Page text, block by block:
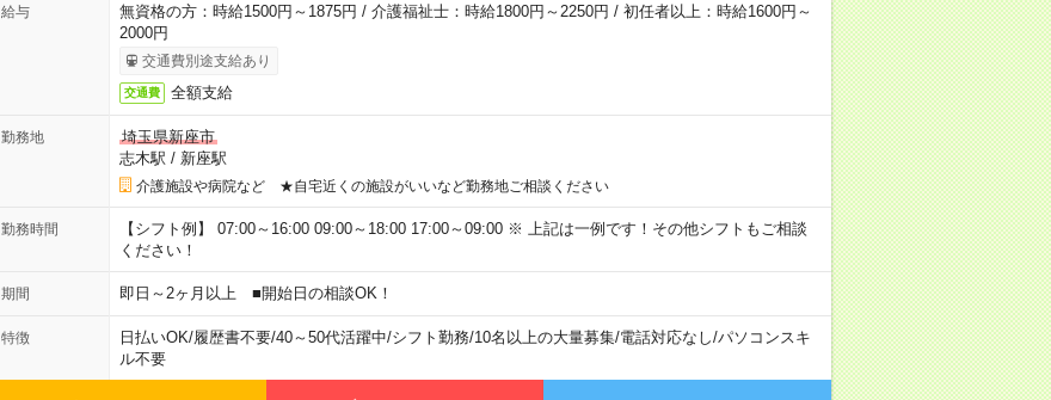
給与
無資格の方：時給1500円～1875円 / 介護福祉士：時給1800円～2250円 / 初任者以上：時給1600円～
2000円
交通費別途支給あり
交通費 全額支給
勤務地
埼玉県新座市
志木駅 / 新座駅
介護施設や病院など ★自宅近くの施設がいいなど勤務地ご相談ください
勤務時間
【シフト例】 07:00～16:00 09:00～18:00 17:00～09:00 ※ 上記は一例です！その他シフトもご相談
ください！
期間 即日～2ヶ月以上 ■開始日の相談OK！
特徴 日払いOK/履歴書不要/40～50代活躍中/シフト勤務/10名以上の大量募集/電話対応なし/パソコンスキ
ル不要